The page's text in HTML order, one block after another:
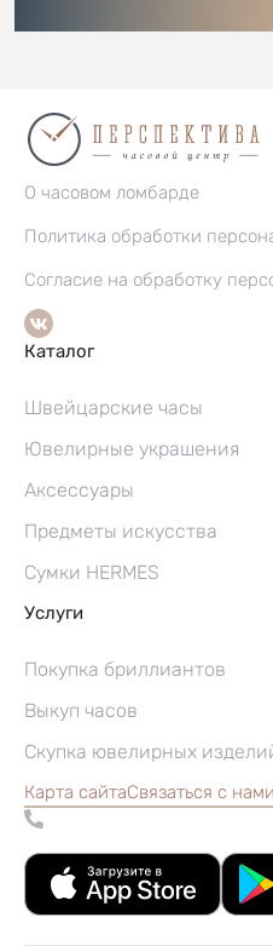
О часовом ломбарде
Политика обработки
Согласие на обработку
Каталог
Швейцарские часы
Ювелирные украшения
Аксессуары
Предметы искусства
Сумки HERMES
Услуги
Покупка бриллиантов
Выкуп часов
Скупка ювелирных
Карта сайтаСвязаться с нами